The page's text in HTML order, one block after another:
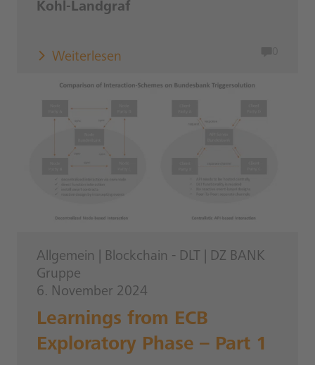
Kohl-Landgraf
Weiterlesen
Allgemein Blockchain - DLT
DZ BANK
Gruppe
6. November 2024
Learnings from ECB
Exploratory Phase – Part 1